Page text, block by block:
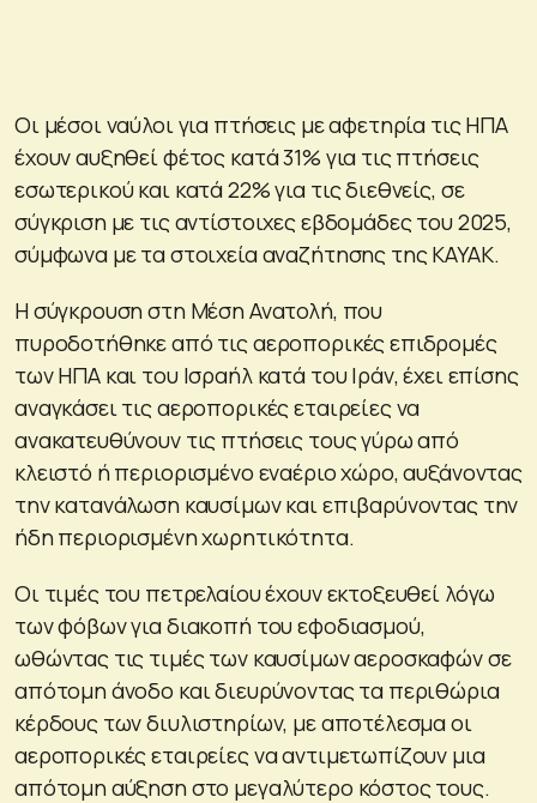
Οι μέσοι ναύλοι για πτήσεις με αφετηρία τις ΗΠΑ
έχουν αυξηθεί φέτος κατά 31% για τις πτήσεις
εσωτερικού και κατά 22% για τις διεθνείς, σε
σύγκριση με τις αντίστοιχες εβδομάδες του 2025,
σύμφωνα με τα στοιχεία αναζήτησης της KAYAK.
Η σύγκρουση στη Μέση Ανατολή, που
πυροδοτήθηκε από τις αεροπορικές επιδρομές
των ΗΠΑ και του Ισραήλ κατά του Ιράν, έχει επίσης
αναγκάσει τις αεροπορικές εταιρείες να
ανακατευθύνουν τις πτήσεις τους γύρω από
κλειστό ή περιορισμένο εναέριο χώρο, αυξάνοντας
την κατανάλωση καυσίμων και επιβαρύνοντας την
ήδη περιορισμένη χωρητικότητα.
Οι τιμές του πετρελαίου έχουν εκτοξευθεί λόγω
των φόβων για διακοπή του εφοδιασμού,
ωθώντας τις τιμές των καυσίμων αεροσκαφών σε
απότομη άνοδο και διευρύνοντας τα περιθώρια
κέρδους των διυλιστηρίων, με αποτέλεσμα οι
αεροπορικές εταιρείες να αντιμετωπίζουν μια
απότομη αύξηση στο μεγαλύτερο κόστος τους.